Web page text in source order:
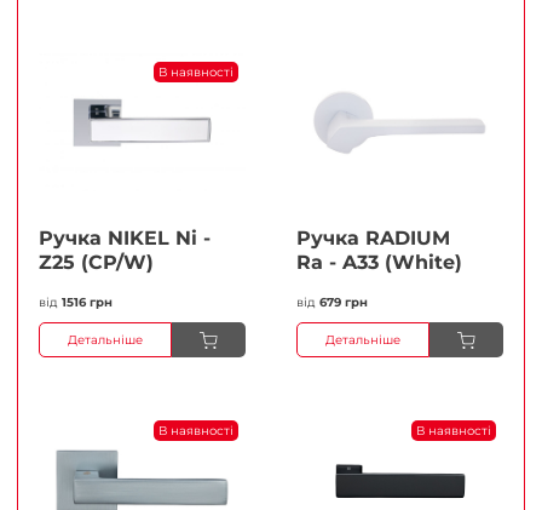
В наявності
Ручка NIKEL Ni -
Z25 (CP/W)
від 1516 грн
Детальніше
Ручка RADIUM
Ra - A33 (White)
від 679 грн
Детальніше
В наявності В наявності